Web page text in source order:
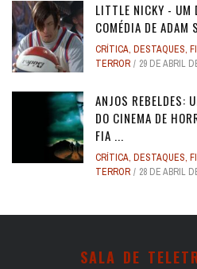
LITTLE NICKY - UM
COMÉDIA DE ADAM
CRÍTICA, DESTAQUES,
TERROR
29 DE ABRIL
ANJOS REBELDES:
DO CINEMA DE
FIA ...
CRÍTICA, DESTAQUES,
TERROR
28 DE ABRIL
SALA DE